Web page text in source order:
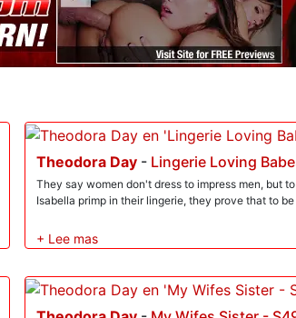
pueda fotografiarlo comiendo su herida. '¿Te
hace con un creampie. Theodora gime,
espanto que gotea.
Theodora Day - Lingerie Loving
They say women don't dress to impress men, but
Isabella primp in their lingerie, they prove that to be